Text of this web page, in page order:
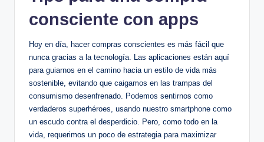
consciente con apps
Hoy en día, hacer compras conscientes es más fácil que
nunca gracias a la tecnología. Las aplicaciones están aquí
para guiarnos en el camino hacia un estilo de vida más
sostenible, evitando que caigamos en las trampas del
consumismo desenfrenado. Podemos sentirnos como
verdaderos superhéroes, usando nuestro smartphone como
un escudo contra el desperdicio. Pero, como todo en la
vida, requerimos un poco de estrategia para maximizar